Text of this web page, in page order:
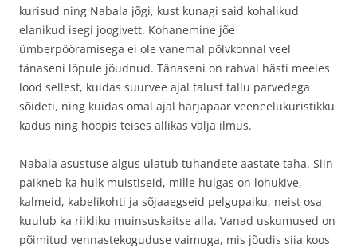
kurisud ning Nabala jõgi, kust kunagi said kohalikud
elanikud isegi joogivett. Kohanemine jõe
ümberpööramisega ei ole vanemal põlvkonnal veel
tänaseni lõpule jõudnud. Tänaseni on rahval hästi meeles
lood sellest, kuidas suurvee ajal talust tallu parvedega
sõideti, ning kuidas omal ajal härjapaar veeneelukuristikku
kadus ning hoopis teises allikas välja ilmus.
Nabala asustuse algus ulatub tuhandete aastate taha. Siin
paikneb ka hulk muistiseid, mille hulgas on lohukive,
kalmeid, kabelikohti ja sõjaaegseid pelgupaiku, neist osa
kuulub ka riikliku muinsuskaitse alla. Vanad uskumused on
põimitud vennastekoguduse vaimuga, mis jõudis siia koos